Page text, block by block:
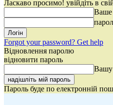
Ласкаво просимо! увійдіть в
Ваше
Forgot your password? Get help
Відновлення паролю
відновити пароль
Вашу
Пароль буде по електронній